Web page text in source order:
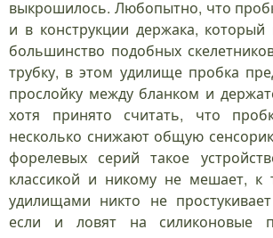
выкрошилось. Любопытно, что
и в конструкции держака,
большинство подобных
трубку, в этом удилище пробка
прослойку между бланком и
хотя принято считать, что
несколько снижают общую
форелевых серий такое
классикой и никому не мешает, к
удилищами никто не
если и ловят на силиконовые